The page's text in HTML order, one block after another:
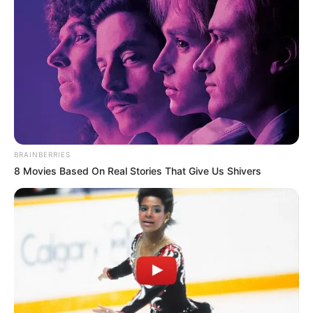
ΕΞΕΛΙΞΕΙΣ: Η ΒΟΣΝΙΑ Η ΠΡΩΤΗ ΧΩΡΑ ΧΩΡΙΣ ΠΙΣΤΟΠΟΙΗΤΙΚΑ
COVID-19…. ΔΙΚΗΓΟΡΟΣ ΑΠΕΔΕΙΞΕ ΟΤΙ ΟΙ ΕΜΒΟΛΙΑΣΜΕΝΟΙ
ΜΕΤΑΔΙΔΟΥΝ ΤΟΝ ΙΟ. Ο ΔΙΚΗΓΟΡΟΣ ΕΠΙΚΑΛΕΣΤΗΚΕ ΤΑ
ΕΠΙΣΗΜΑ ΕΓΓΡΑΦΑ ΤΗΣ PFIZER...
ΣΗΜΑΝΤΙΚΕΣ ΕΙΔΗΣΕΙΣ
Ξεκίνησαν τα «Μητσοτάκη γ@@@@» στα
BRAINBERRIES
8 Movies Based On Real Stories That Give Us Shivers